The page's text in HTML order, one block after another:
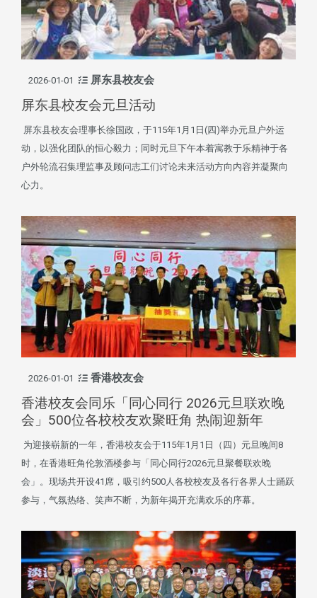
2026-01-01 屏东县校友会
屏东县校友会元旦活动
屏东县校友会理事长徐国政，于115年1月1日(四)举办元旦户外运
动，以强化团队的恒心毅力；同时元旦下午本着寓教于乐精神于各
户外轮流召集理监事及顾问志工们讨论未来活动方向内容并凝聚向
心力。
2026-01-01 香港校友会
香港校友会同乐「同心同行 2026元旦联欢晚
会」500位各校校友欢聚旺角 热闹迎新年
为迎接崭新的一年，香港校友会于115年1月1日（四）元旦晚间8
时，在香港旺角伦敦酒楼参与「同心同行2026元旦聚餐联欢晚
会」。现场共开设41席，吸引约500人各校校友及各行各界人士踊跃
参与，气氛热络、笑声不断，为新年揭开充满欢乐的序幕。